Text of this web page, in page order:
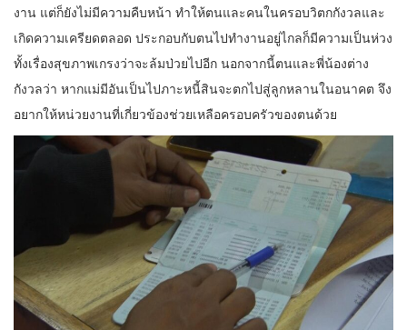
งาน แต่ก็ยังไม่มีความคืบหน้า ทำให้ตนและคนในครอบวิตกกังวลและ
เกิดความเครียดตลอด ประกอบกับตนไปทำงานอยู่ไกลก็มีความเป็นห่วง
ทั้งเรื่องสุขภาพเกรงว่าจะล้มป่วยไปอีก นอกจากนี้ตนและพี่น้องต่าง
กังวลว่า หากแม่มีอันเป็นไปภาะหนี้สินจะตกไปสู่ลูกหลานในอนาคต จึง
อยากให้หน่วยงานที่เกี่ยวข้องช่วยเหลือครอบครัวของตนด้วย